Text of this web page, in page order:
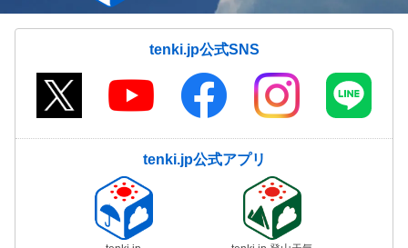
tenki.jp公式SNS
tenki.jp公式アプリ